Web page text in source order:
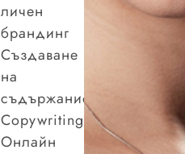
личен
брандинг
Създаване
на
съдържание
Copywriting
Онлайн